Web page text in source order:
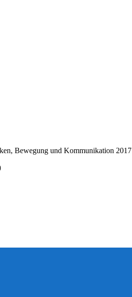
Bewegung und Kommunikation 2017